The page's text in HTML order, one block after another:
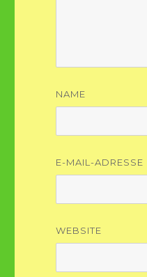
NAME
E-MAIL-ADRESSE
WEBSITE